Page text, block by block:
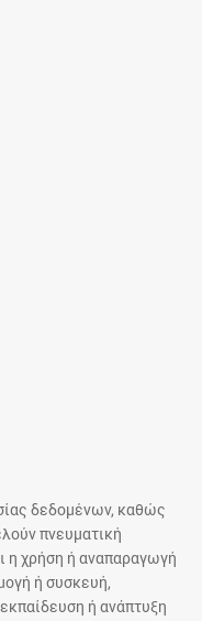
δεδομένων, καθώς
πνευματική
η χρήση ή αναπαραγωγή
ή συσκευή,
ή ανάπτυξη